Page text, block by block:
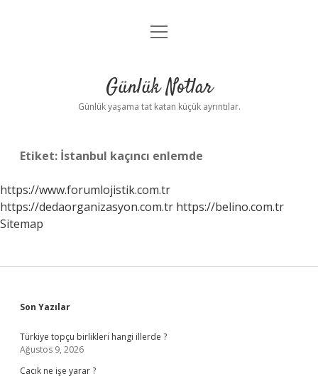
Anasayfa
Yasal Uyarı
menüyü
Günlük Notlar
Günlük yaşama tat katan küçük ayrıntılar.
Etiket: İstanbul kaçıncı enlemde
https://www.forumlojistik.com.tr
https://dedaorganizasyon.com.tr https://belino.com.tr
Sitemap
Sidebar
Son Yazılar
Türkiye topçu birlikleri hangi illerde ?
Ağustos 9, 2026
Cacık ne işe yarar ?